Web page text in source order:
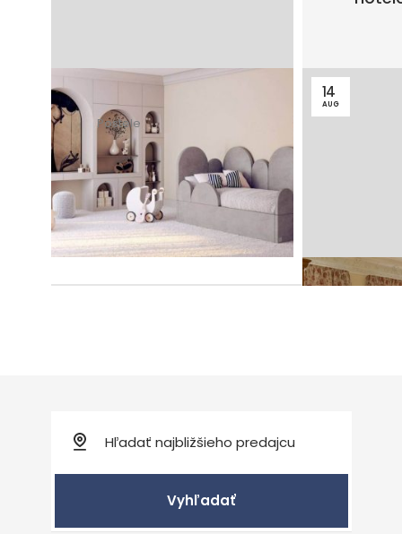
Postele
Ako vybrať posteľ do
detskej izby pre deti od 4
do 15 rokov?
14
AUG
Vyhľadať